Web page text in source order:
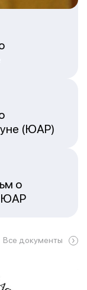
(ЮАР)
о
ЮАР
Все документы